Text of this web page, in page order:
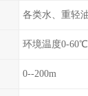
环境温度0-60℃
0--200m